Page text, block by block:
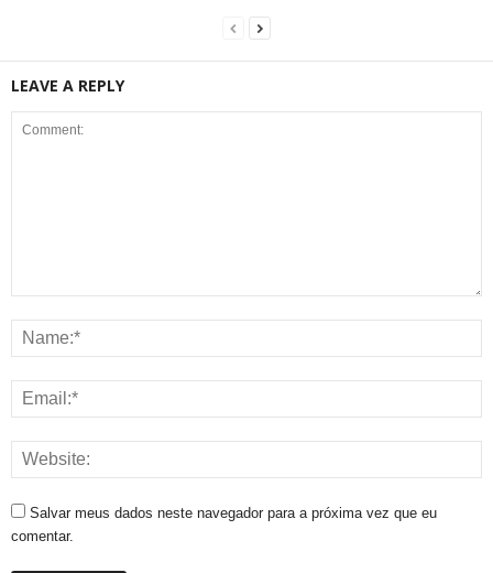
LEAVE A REPLY
Salvar meus dados neste navegador para a próxima vez que eu
comentar.